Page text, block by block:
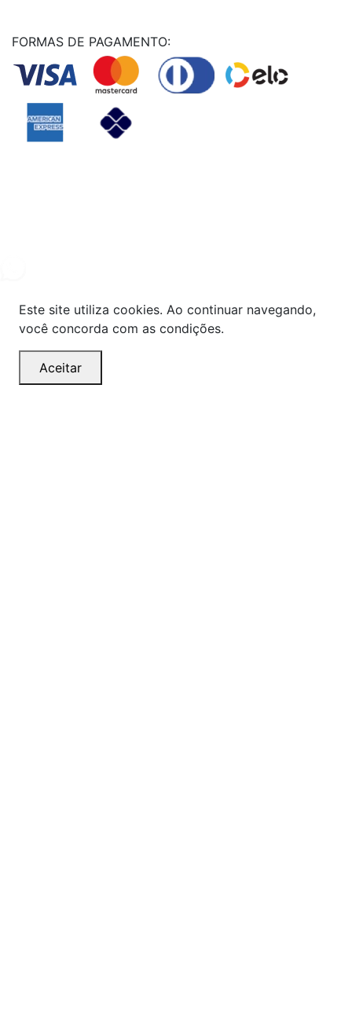
FORMAS DE PAGAMENTO:
Este site utiliza cookies. Ao continuar navegando,
você concorda com as condições.
Aceitar